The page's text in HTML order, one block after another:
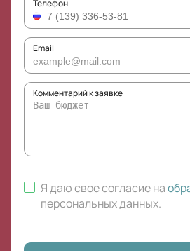
Телефон
Email
Комментарий к заявке
Я даю свое согласие на
персональных данных.